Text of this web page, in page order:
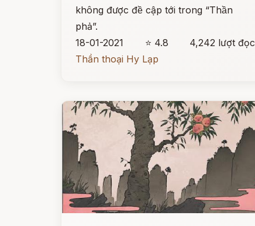
không được đề cập tới trong “Thần
phả”.
18-01-2021
⭐ 4.8
4,242 lượt đọc
Thần thoại Hy Lạp